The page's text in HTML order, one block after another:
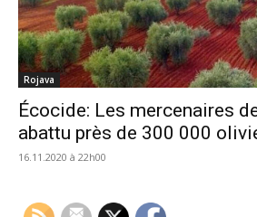
Rojava
Écocide: Les mercenaires
abattu près de 300 000
16.11.2020 à 22h00